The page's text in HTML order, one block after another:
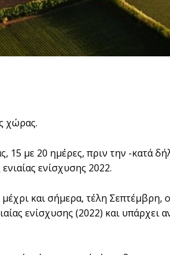
χώρας.
15 με 20 ημέρες, πριν την -κατά
ενίσχυσης 2022.
και σήμερα, τέλη Σεπτέμβρη,
ενίσχυσης (2022) και υπάρχει